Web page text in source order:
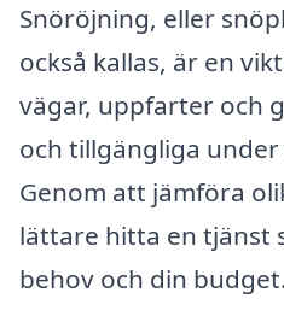
Snöröjning, eller
också kallas, är en
vägar, uppfarter och
och tillgängliga
Genom att jämföra
lättare hitta en tjänst
behov och din budget.